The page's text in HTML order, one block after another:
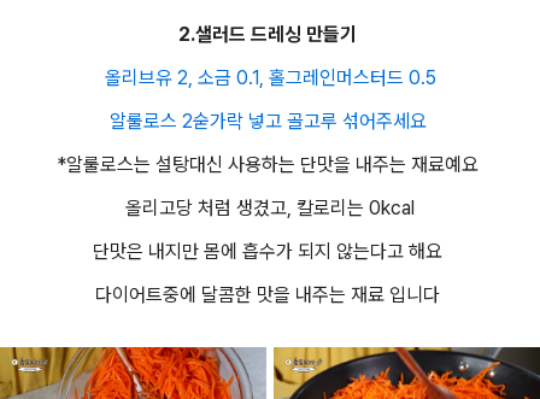
2.샐러드 드레싱 만들기
올리브유 2, 소금 0.1, 홀그레인머스터드 0.5
알룰로스 2숟가락 넣고 골고루 섞어주세요
*알룰로스는 설탕대신 사용하는 단맛을 내주는 재료예요
올리고당 처럼 생겼고, 칼로리는 0kcal
단맛은 내지만 몸에 흡수가 되지 않는다고 해요
다이어트중에 달콤한 맛을 내주는 재료 입니다